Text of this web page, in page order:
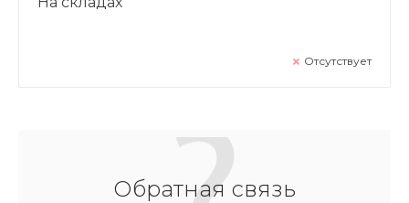
Отсутствует
Обратная связь